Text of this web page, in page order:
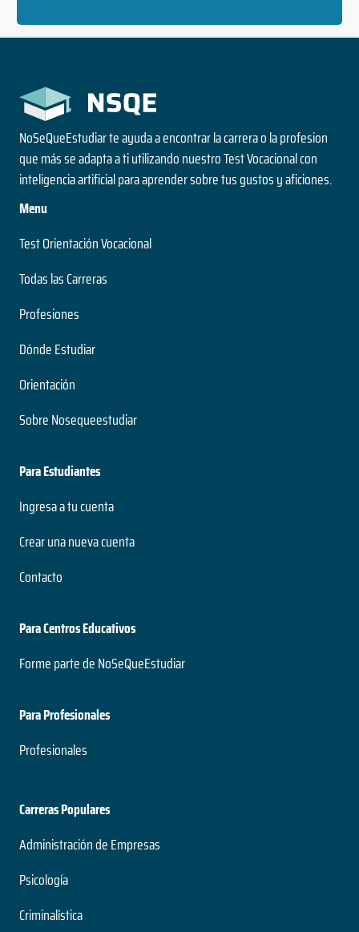
NoSeQueEstudiar te ayuda a encontrar la carrera o la profesion
que más se adapta a ti utilizando nuestro Test Vocacional con
inteligencia artificial para aprender sobre tus gustos y aficiones.
Menu
Test Orientación Vocacional
Todas las Carreras
Profesiones
Dónde Estudiar
Orientación
Sobre Nosequeestudiar
Para Estudiantes
Ingresa a tu cuenta
Crear una nueva cuenta
Contacto
Para Centros Educativos
Forme parte de NoSeQueEstudiar
Para Profesionales
Profesionales
Carreras Populares
Administración de Empresas
Psicología
Criminalística